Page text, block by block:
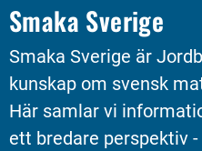
Smaka Sverige
Smaka Sverige är
kunskap om svensk
Här samlar vi
ett bredare perspektiv